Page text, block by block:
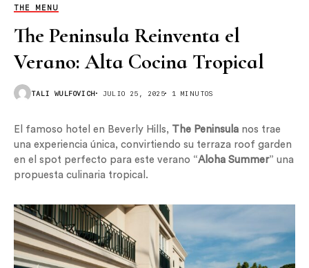
THE MENU
The Peninsula Reinventa el
Verano: Alta Cocina Tropical
TALI WULFOVICH JULIO 25, 2025 1 MINUTOS
El famoso hotel en Beverly Hills, The Peninsula nos trae
una experiencia única, convirtiendo su terraza roof garden
en el spot perfecto para este verano “Aloha Summer” una
propuesta culinaria tropical.